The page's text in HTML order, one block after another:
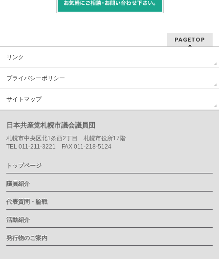
PAGETOP
リンク
プライバシーポリシー
サイトマップ
日本共産党札幌市議会議員団
札幌市中央区北1条西2丁目 札幌市役所17階
TEL 011-211-3221 FAX 011-218-5124
トップページ
議員紹介
代表質問・論戦
活動紹介
発行物のご案内